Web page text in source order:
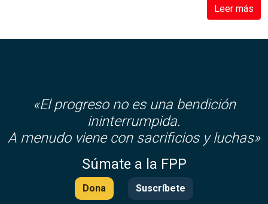
Leer más
«El progreso no es una bendición
ininterrumpida.
A menudo viene con sacrificios y luchas»
Súmate a la FPP
Dona Suscríbete